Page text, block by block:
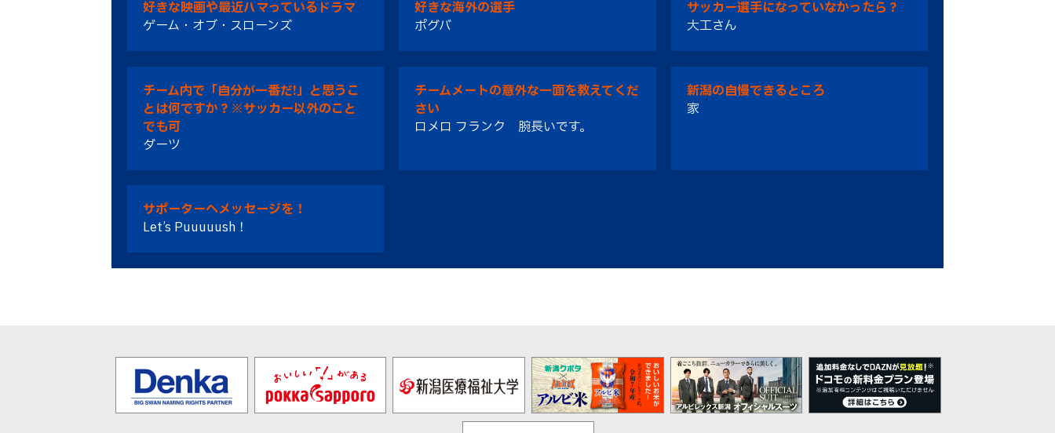
好きな映画や最近ハマっているドラマ
ゲーム・オブ・スローンズ
好きな海外の選手
ポグバ
サッカー選手になっていなかったら？
大工さん
チーム内で「自分が一番だ!」と思うこ
とは何ですか？※サッカー以外のこと
でも可
ダーツ
チームメートの意外な一面を教えてくだ
さい
ロメロ フランク 腕長いです。
新潟の自慢できるところ
家
サポーターへメッセージを！
Let’s Puuuuush！